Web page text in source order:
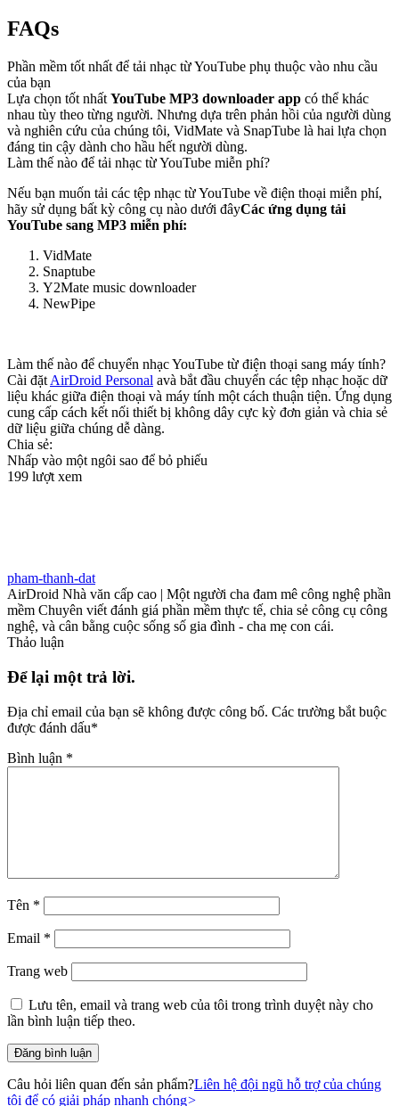
FAQs
Phần mềm tốt nhất để tải nhạc từ YouTube phụ thuộc vào nhu cầu
của bạn
Lựa chọn tốt nhất YouTube MP3 downloader app có thể khác
nhau tùy theo từng người. Nhưng dựa trên phản hồi của người dùng
và nghiên cứu của chúng tôi, VidMate và SnapTube là hai lựa chọn
đáng tin cậy dành cho hầu hết người dùng.
Làm thế nào để tải nhạc từ YouTube miễn phí?
Nếu bạn muốn tải các tệp nhạc từ YouTube về điện thoại miễn phí,
hãy sử dụng bất kỳ công cụ nào dưới đâyCác ứng dụng tải
YouTube sang MP3 miễn phí:
VidMate
Snaptube
Y2Mate music downloader
NewPipe
Làm thế nào để chuyển nhạc YouTube từ điện thoại sang máy tính?
Cài đặt AirDroid Personal avà bắt đầu chuyển các tệp nhạc hoặc dữ
liệu khác giữa điện thoại và máy tính một cách thuận tiện. Ứng dụng
cung cấp cách kết nối thiết bị không dây cực kỳ đơn giản và chia sẻ
dữ liệu giữa chúng dễ dàng.
Chia sẻ:
Nhấp vào một ngôi sao để bỏ phiếu
199 lượt xem
pham-thanh-dat
AirDroid Nhà văn cấp cao | Một người cha đam mê công nghệ phần
mềm Chuyên viết đánh giá phần mềm thực tế, chia sẻ công cụ công
nghệ, và cân bằng cuộc sống số gia đình - cha mẹ con cái.
Thảo luận
Để lại một trả lời.
Địa chỉ email của bạn sẽ không được công bố. Các trường bắt buộc
được đánh dấu*
Bình luận *
Tên *
Email *
Trang web
Lưu tên, email và trang web của tôi trong trình duyệt này cho
lần bình luận tiếp theo.
Câu hỏi liên quan đến sản phẩm?Liên hệ đội ngũ hỗ trợ của chúng
tôi để có giải pháp nhanh chóng>